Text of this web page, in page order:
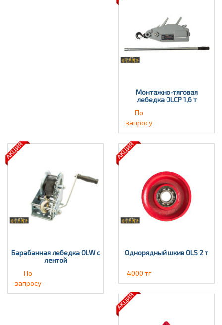
Монтажно-тяговая
лебедка OLCP 1,6 т
По
запросу
Барабанная лебедка OLW с
лентой
По
запросу
Однорядный шкив OLS 2 т
4000 тг